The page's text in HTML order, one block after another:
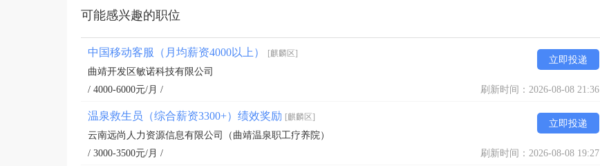
可能感兴趣的职位
中国移动客服（月均薪资4000以上） [麒麟区]
立即投递
曲靖开发区敏诺科技有限公司
/ 4000-6000元/月 /
刷新时间：2026-08-08 21:36
温泉救生员（综合薪资3300+）绩效奖励 [麒麟区]
立即投递
云南远尚人力资源信息有限公司（曲靖温泉职工疗养院）
/ 3000-3500元/月 /
刷新时间：2026-08-08 19:27